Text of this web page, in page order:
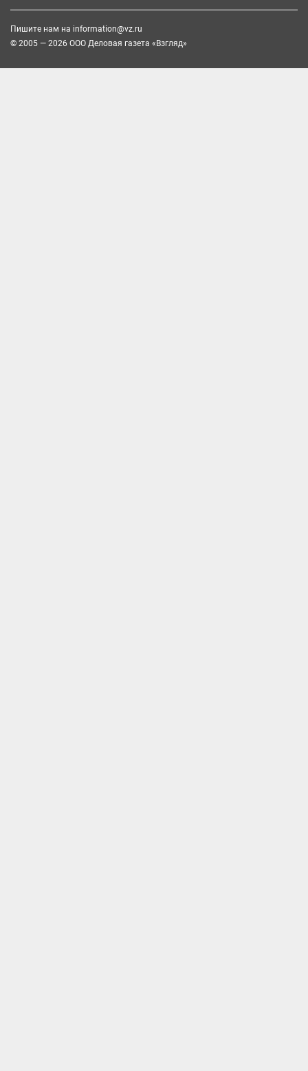
Пишите нам на information@vz.ru
© 2005 — 2026 ООО Деловая газета «Взгляд»